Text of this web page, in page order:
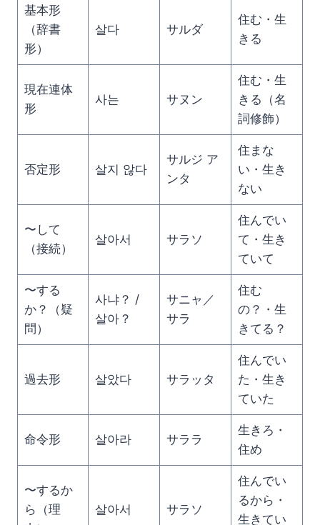
基本形
（辞書
形）
살다 サルダ
住む・生
きる
現在連体
形
사는 サヌン
住む・生
きる（名
詞修飾）
否定形 살지 않다
サルジ ア
ンタ
住まな
い・生き
ない
〜して
（接続）
살아서 サラソ
住んでい
て・生き
ていて
〜する
か？（疑
問）
사냐？ /
살아？
サニャ／
サラ
住む
の？・生
きてる？
過去形 살았다 サラッタ
住んでい
た・生き
ていた
命令形 살아라 サララ
生きろ・
住め
〜するか
ら（理
살아서 サラソ
住んでい
るから・
生きてい